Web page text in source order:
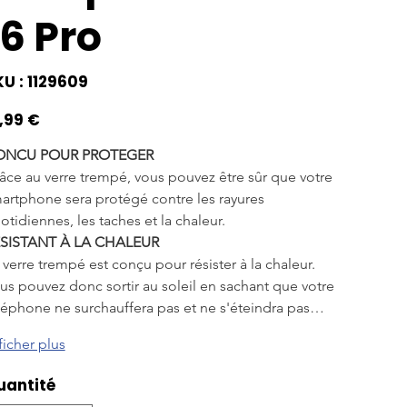
Pro
: SKU
1129609
1129609
€
POUR PROTEGER
au verre trempé, vous pouvez être sûr que votre
sera protégé contre les rayures
les taches et la chaleur.
À LA CHALEUR
verre trempé est conçu pour résister à la chaleur.
pouvez donc sortir au soleil en sachant que votre
ne surchauffera pas et ne s'éteindra pas…
plus